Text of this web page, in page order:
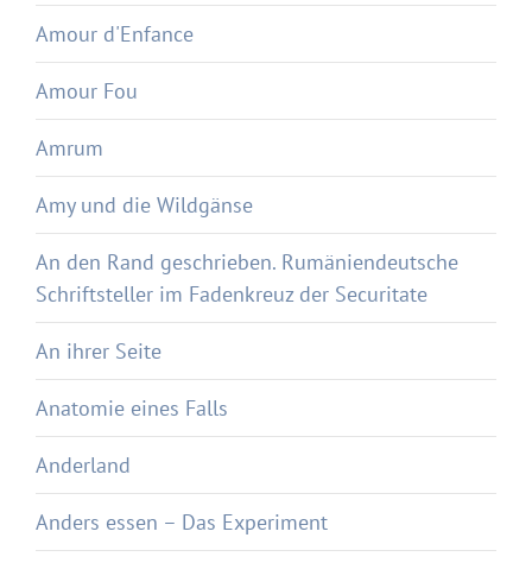
Amour d'Enfance
Amour Fou
Amrum
Amy und die Wildgänse
An den Rand geschrieben. Rumäniendeutsche
Schriftsteller im Fadenkreuz der Securitate
An ihrer Seite
Anatomie eines Falls
Anderland
Anders essen – Das Experiment